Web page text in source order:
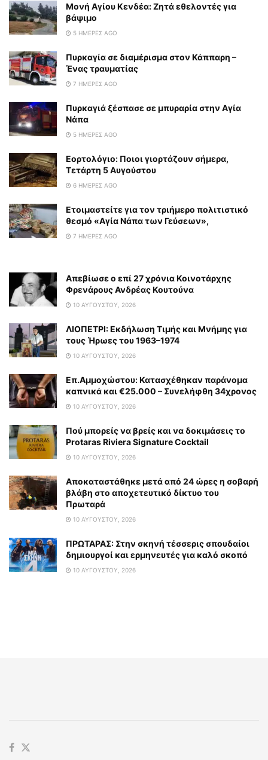
Μονή Αγίου Κενδέα: Ζητά εθελοντές για
βάψιμο
5 ΗΜΈΡΕΣ AGO
Πυρκαγία σε διαμέρισμα στον Κάππαρη –
Ένας τραυματίας
7 ΗΜΈΡΕΣ AGO
Πυρκαγιά ξέσπασε σε μπυραρία στην Αγία
Νάπα
5 ΗΜΈΡΕΣ AGO
Εορτολόγιο: Ποιοι γιορτάζουν σήμερα,
Τετάρτη 5 Αυγούστου
6 ΗΜΈΡΕΣ AGO
Eτοιμαστείτε για τον τριήμερο πολιτιστικό
θεσμό «Αγία Νάπα των Γεύσεων»,
7 ΗΜΈΡΕΣ AGO
Απεβίωσε ο επί 27 χρόνια Κοινοτάρχης
Φρενάρους Ανδρέας Κουτούνα
10 ΑΥΓΟΎΣΤΟΥ, 2026
ΛΙΟΠΕΤΡΙ: Εκδήλωση Τιμής και Μνήμης για
τους Ήρωες του 1963–1974
10 ΑΥΓΟΎΣΤΟΥ, 2026
Επ.Αμμοχώστου: Κατασχέθηκαν παράνομα
καπνικά και €25.000 – Συνελήφθη 34χρονος
10 ΑΥΓΟΎΣΤΟΥ, 2026
Πού μπορείς να βρείς και να δοκιμάσεις το
Protaras Riviera Signature Cocktail
10 ΑΥΓΟΎΣΤΟΥ, 2026
Αποκαταστάθηκε μετά από 24 ώρες η σοβαρή
βλάβη στο αποχετευτικό δίκτυο του
Πρωταρά
10 ΑΥΓΟΎΣΤΟΥ, 2026
ΠΡΩΤΑΡΑΣ: Στην σκηνή τέσσερις σπουδαίοι
δημιουργοί και ερμηνευτές για καλό σκοπό
10 ΑΥΓΟΎΣΤΟΥ, 2026